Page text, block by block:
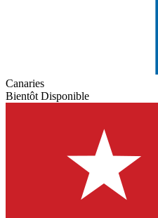
Canaries
Bientôt Disponible